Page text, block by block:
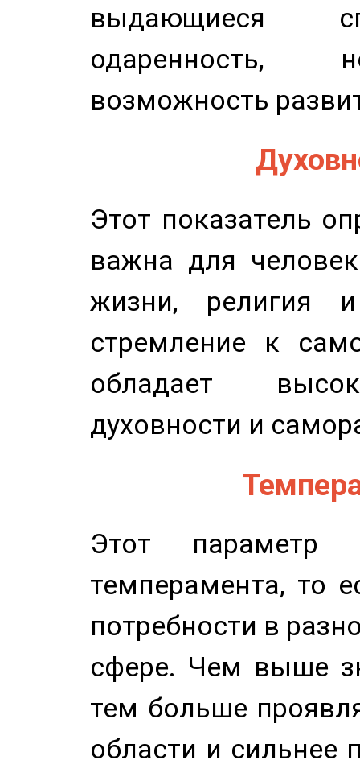
выдающиеся
одаренность,
возможность
Этот показатель
важна для
жизни, религия
стремление к
обладает
духовности и
Этот параметр
темперамента, то
потребности в
сфере. Чем выше
тем больше
области и сильнее